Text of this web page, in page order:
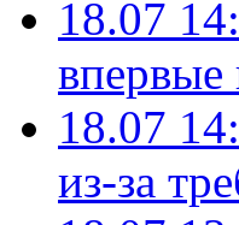
18.07
впервые
18.07
из-за